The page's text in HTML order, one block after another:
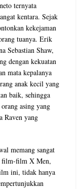
ternyata
kentara. Sejak
kekejaman
tuanya. Erik
Sebastian Shaw,
dengan kekuatan
mata kepalanya
anak kecil yang
baik, sehingga
asing yang
Raven yang
memang sangat
film-film X Men,
ini, tidak hanya